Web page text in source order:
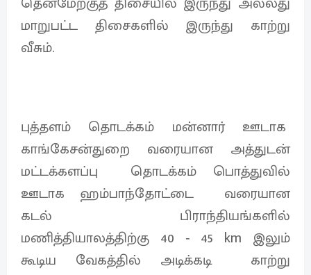
மாறுபட்ட திசைகளில் இருந்து காற்று
வீசும்.
புத்தளம் தொடக்கம் மன்னார் ஊடாக
காங்கேசன்துறை வரையான அத்துடன்
மட்டக்களப்பு தொடக்கம் பொத்துவில்
ஊடாக ஹம்பாந்தோட்டை வரையான
கடல் பிராந்தியங்களில்
மணித்தியாலத்திற்கு 40 ‐ 45 km இலும்
கூடிய வேகத்தில் அடிக்கடி காற்று